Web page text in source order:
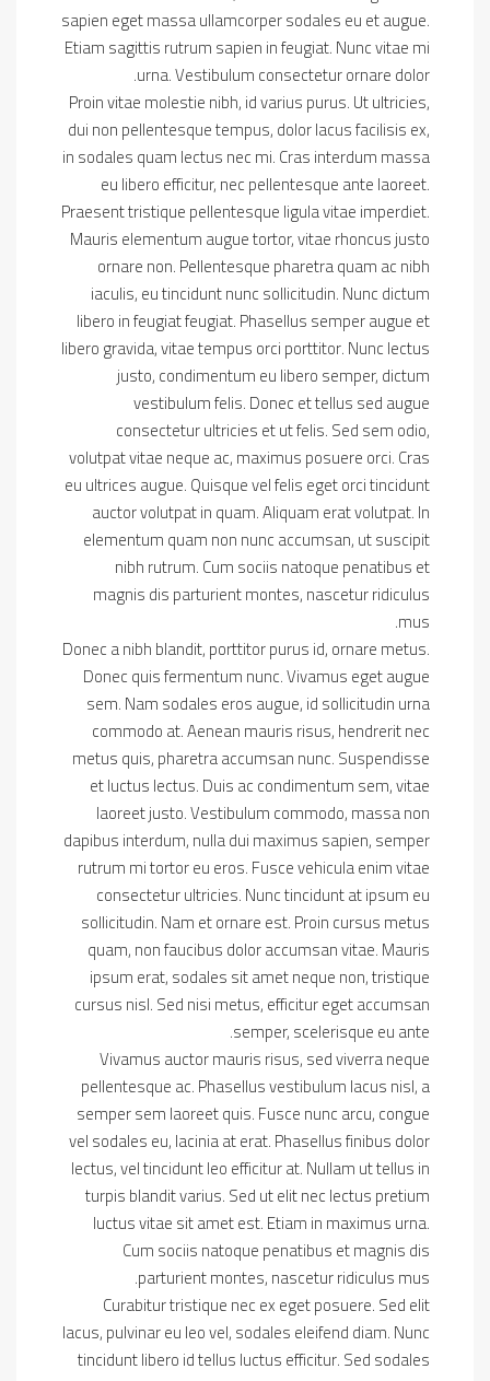
sapien eget massa ullamcorper sodales eu et augue.
Etiam sagittis rutrum sapien in feugiat. Nunc vitae mi
urna. Vestibulum consectetur ornare dolor.
Proin vitae molestie nibh, id varius purus. Ut ultricies,
dui non pellentesque tempus, dolor lacus facilisis ex,
in sodales quam lectus nec mi. Cras interdum massa
eu libero efficitur, nec pellentesque ante laoreet.
Praesent tristique pellentesque ligula vitae imperdiet.
Mauris elementum augue tortor, vitae rhoncus justo
ornare non. Pellentesque pharetra quam ac nibh
iaculis, eu tincidunt nunc sollicitudin. Nunc dictum
libero in feugiat feugiat. Phasellus semper augue et
libero gravida, vitae tempus orci porttitor. Nunc lectus
justo, condimentum eu libero semper, dictum
vestibulum felis. Donec et tellus sed augue
consectetur ultricies et ut felis. Sed sem odio,
volutpat vitae neque ac, maximus posuere orci. Cras
eu ultrices augue. Quisque vel felis eget orci tincidunt
auctor volutpat in quam. Aliquam erat volutpat. In
elementum quam non nunc accumsan, ut suscipit
nibh rutrum. Cum sociis natoque penatibus et
magnis dis parturient montes, nascetur ridiculus
mus.
Donec a nibh blandit, porttitor purus id, ornare metus.
Donec quis fermentum nunc. Vivamus eget augue
sem. Nam sodales eros augue, id sollicitudin urna
commodo at. Aenean mauris risus, hendrerit nec
metus quis, pharetra accumsan nunc. Suspendisse
et luctus lectus. Duis ac condimentum sem, vitae
laoreet justo. Vestibulum commodo, massa non
dapibus interdum, nulla dui maximus sapien, semper
rutrum mi tortor eu eros. Fusce vehicula enim vitae
consectetur ultricies. Nunc tincidunt at ipsum eu
sollicitudin. Nam et ornare est. Proin cursus metus
quam, non faucibus dolor accumsan vitae. Mauris
ipsum erat, sodales sit amet neque non, tristique
cursus nisl. Sed nisi metus, efficitur eget accumsan
semper, scelerisque eu ante.
Vivamus auctor mauris risus, sed viverra neque
pellentesque ac. Phasellus vestibulum lacus nisl, a
semper sem laoreet quis. Fusce nunc arcu, congue
vel sodales eu, lacinia at erat. Phasellus finibus dolor
lectus, vel tincidunt leo efficitur at. Nullam ut tellus in
turpis blandit varius. Sed ut elit nec lectus pretium
luctus vitae sit amet est. Etiam in maximus urna.
Cum sociis natoque penatibus et magnis dis
parturient montes, nascetur ridiculus mus.
Curabitur tristique nec ex eget posuere. Sed elit
lacus, pulvinar eu leo vel, sodales eleifend diam. Nunc
tincidunt libero id tellus luctus efficitur. Sed sodales